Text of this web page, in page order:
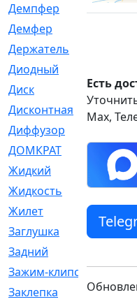
Демпфер
Демфер
Держатель
Диодный
Диск
Дисконтная
Диффузор
ДОМКРАТ
[1]
Жидкий
Жидкость
Жилет
Заглушка
Задний
Зажим-клипса
Заклепка
Есть
Max,